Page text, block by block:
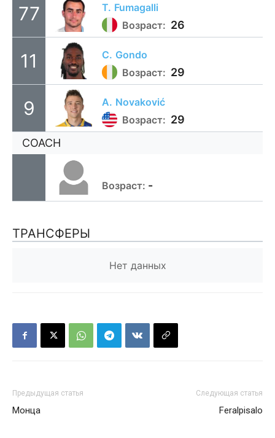
77 T. Fumagalli
Возраст: 26
11 C. Gondo
Возраст: 29
9 A. Novaković
Возраст: 29
COACH
Возраст: -
ТРАНСФЕРЫ
Нет данных
Предыдущая статья
Монца
Следующая статья
Feralpisalo